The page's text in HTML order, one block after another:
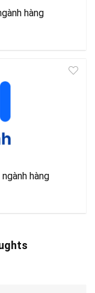
hàng
hàng